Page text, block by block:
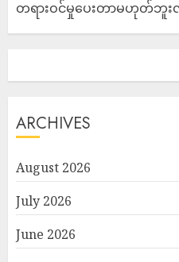
တရားဝင်မှုပေးတာမဟုတ်ဘူး
ARCHIVES
August 2026
July 2026
June 2026